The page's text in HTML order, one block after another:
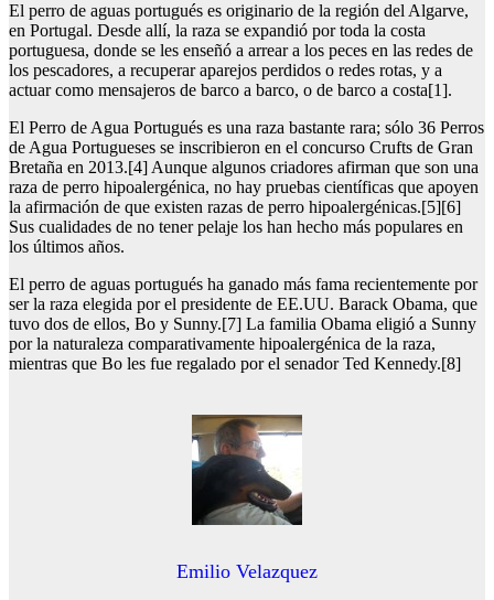
El perro de aguas portugués es originario de la región del Algarve,
en Portugal. Desde allí, la raza se expandió por toda la costa
portuguesa, donde se les enseñó a arrear a los peces en las redes de
los pescadores, a recuperar aparejos perdidos o redes rotas, y a
actuar como mensajeros de barco a barco, o de barco a costa[1].
El Perro de Agua Portugués es una raza bastante rara; sólo 36 Perros
de Agua Portugueses se inscribieron en el concurso Crufts de Gran
Bretaña en 2013.[4] Aunque algunos criadores afirman que son una
raza de perro hipoalergénica, no hay pruebas científicas que apoyen
la afirmación de que existen razas de perro hipoalergénicas.[5][6]
Sus cualidades de no tener pelaje los han hecho más populares en
los últimos años.
El perro de aguas portugués ha ganado más fama recientemente por
ser la raza elegida por el presidente de EE.UU. Barack Obama, que
tuvo dos de ellos, Bo y Sunny.[7] La familia Obama eligió a Sunny
por la naturaleza comparativamente hipoalergénica de la raza,
mientras que Bo les fue regalado por el senador Ted Kennedy.[8]
Emilio Velazquez